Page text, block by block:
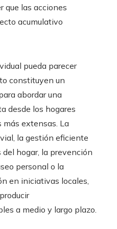
que las acciones
acumulativo
pueda parecer
constituyen un
abordar una
desde los hogares
más extensas. La
la gestión eficiente
hogar, la prevención
personal o la
en iniciativas locales,
a medio y largo plazo.